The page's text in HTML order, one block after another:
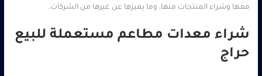
معها وشراء المنتجات منها، وما يميزها عن غيرها من الشركات.
شراء معدات مطاعم مستعملة للبيع
حراج